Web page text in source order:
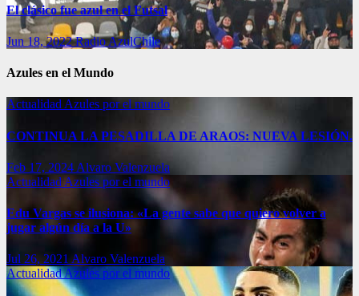
El clásico fue azul en el Futsal
Jun 18, 2022Radio AzulChile
Azules en el Mundo
Actualidad Azules por el mundo
CONTINUA LA PESADILLA DE ARAOS: NUEVA LESIÓN.
Feb 17, 2024 Alvaro Valenzuela
ActualidadAzules por el mundo
Edu Vargas se ilusiona: «La gente sabe que quiero volver a
jugar algún día a la U»
Jul 26, 2021 Alvaro Valenzuela
ActualidadAzules por el mundo